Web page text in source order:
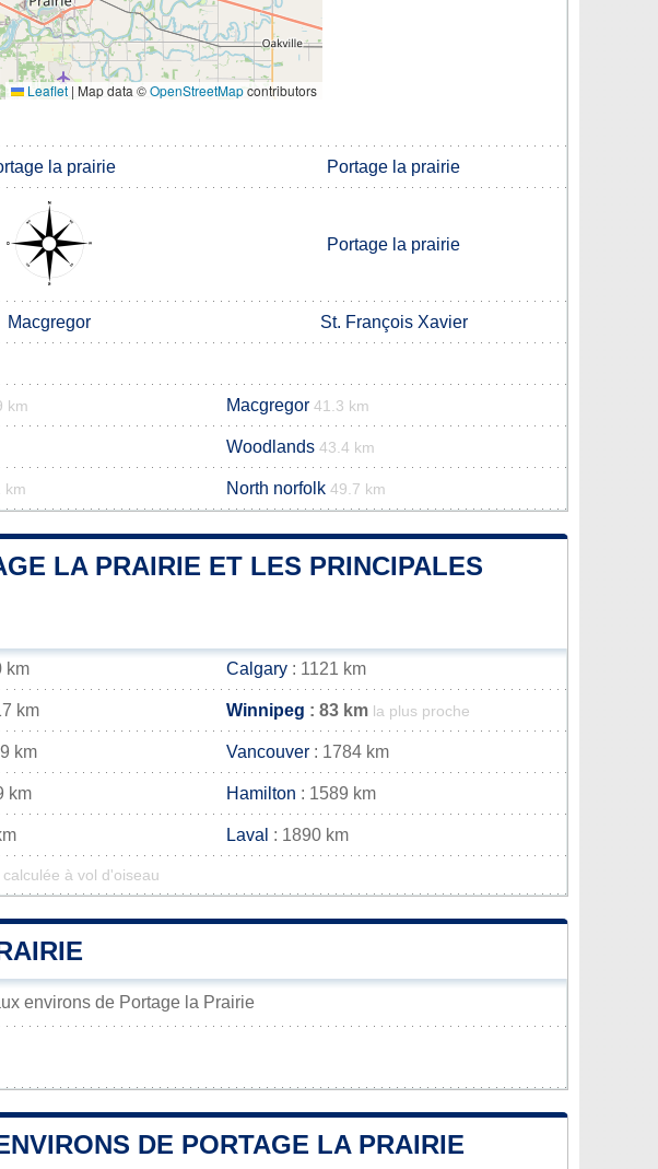
Leaflet | Map data ©OpenStreetMapcontributors
la prairie Portage la prairie
Portage la prairie
Macgregor St. François Xavier
km Macgregor 41.3 km
Woodlands 43.4 km
km North norfolk 49.7 km
LA PRAIRIE ET LES PRINCIPALES
km Calgary : 1121 km
km Winnipeg : 83 km la plus proche
km Vancouver : 1784 km
km Hamilton : 1589 km
Laval : 1890 km
calculée à vol d'oiseau
environs de Portage la Prairie
DE PORTAGE LA PRAIRIE